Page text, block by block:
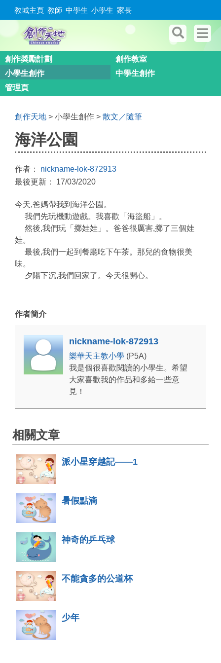
教城主頁 教師 中學生 小學生 家長
創作奬勵計劃
創作教室
小學生創作
中學生創作
管理頁
創作天地 > 小學生創作 > 散文／隨筆
海洋公園
作者： nickname-lok-872913
最後更新： 17/03/2020
今天,爸媽帶我到海洋公園 。
我們先玩機動遊戲。我喜歡「海盜船」。
然後,我們玩「擲娃娃」。爸爸很厲害,擲了三個娃
娃。
最後,我們一起到餐廳吃下午茶。那兒的食物很美
味。
夕陽下沉,我們回家了。今天很開心。
作者簡介
nickname-lok-872913
樂華天主教小學 (P5A)
我是個很喜歡閱讀的小學生。希望
大家喜歡我的作品和多給一些意
見！
相關文章
派小星穿越記——1
暑假點滴
神奇的乒乓球
不能貪多的公道杯
少年